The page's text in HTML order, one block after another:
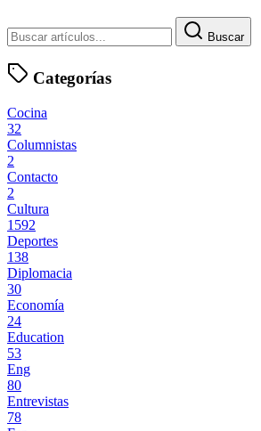
Buscar
Categorías
Cocina
32
Columnistas
2
Contacto
2
Cultura
1592
Deportes
138
Diplomacia
30
Economía
24
Education
53
Eng
80
Entrevistas
78